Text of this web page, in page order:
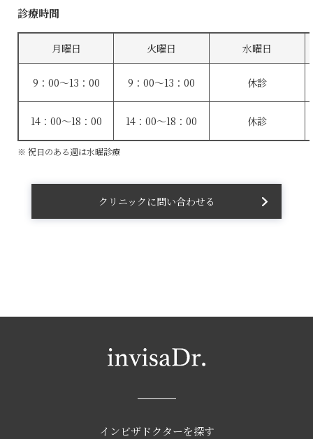
診療時間
月曜日 火曜日 水曜日
9：00〜13：00 9：00〜13：00 休診
14：00〜18：00 14：00〜18：00 休診
※ 祝日のある週は水曜診療
クリニックに問い合わせる
インビザドクターを探す